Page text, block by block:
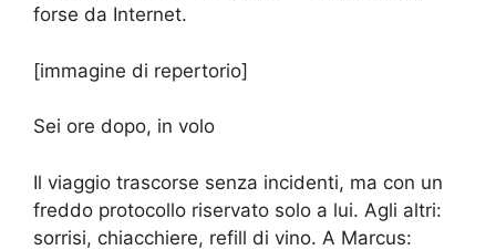
forse da Internet.
[immagine di repertorio]
Sei ore dopo, in volo
Il viaggio trascorse senza incidenti, ma con un
freddo protocollo riservato solo a lui. Agli altri:
sorrisi, chiacchiere, refill di vino. A Marcus: